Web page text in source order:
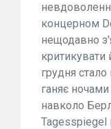
концерном
нещодавно
критикувати
грудня
ганяє
навколо
Tagesspiegel